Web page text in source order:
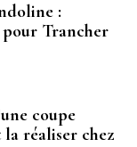
:
Trancher
coupe
réaliser chez